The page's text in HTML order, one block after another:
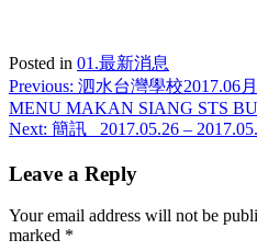
Posted in 01.最新消息
Post
navigation
Previous: 泗水台灣學校2017.06
MENU MAKAN SIANG STS
Next: 簡訊_ 2017.05.26 –
Leave a Reply
Your email address will not be
marked *